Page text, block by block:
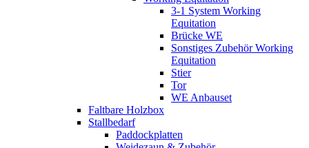
3-1 System Working
Equitation
Brücke WE
Sonstiges Zubehör Working
Equitation
Stier
Tor
WE Anbauset
Faltbare Holzbox
Stallbedarf
Paddockplatten